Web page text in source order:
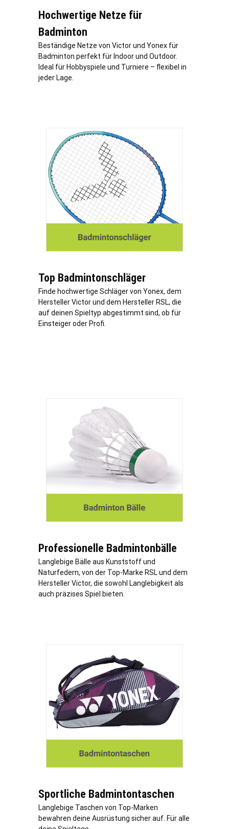
Hochwertige Netze für
Badminton
Beständige Netze von Victor und Yonex für
Badminton perfekt für Indoor und Outdoor.
Ideal für Hobbyspiele und Turniere – flexibel in
jeder Lage.
Top Badmintonschläger
Finde hochwertige Schläger von Yonex, dem
Hersteller Victor und dem Hersteller RSL, die
auf deinen Spieltyp abgestimmt sind, ob für
Einsteiger oder Profi.
Professionelle Badmintonbälle
Langlebige Bälle aus Kunststoff und
Naturfedern, von der Top-Marke RSL und dem
Hersteller Victor, die sowohl Langlebigkeit als
auch präzises Spiel bieten.
Sportliche Badmintontaschen
Langlebige Taschen von Top-Marken
bewahren deine Ausrüstung sicher auf. Für alle